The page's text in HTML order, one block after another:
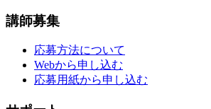
講師募集
応募方法について
Webから申し込む
応募用紙から申し込む